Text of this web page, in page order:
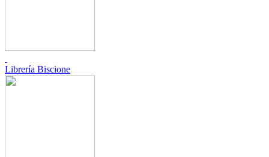
Librería Biscione